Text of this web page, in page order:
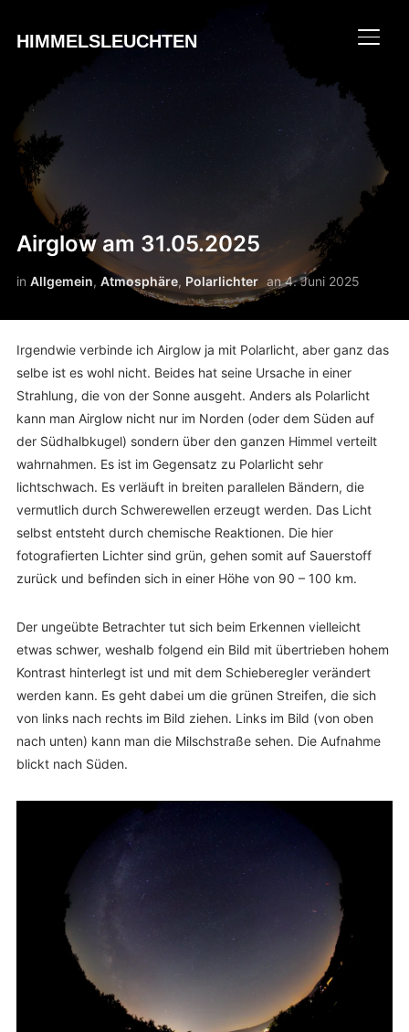
HIMMELSLEUCHTEN
Airglow am 31.05.2025
in Allgemein, Atmosphäre, Polarlichter an4. Juni 2025
Irgendwie verbinde ich Airglow ja mit Polarlicht, aber ganz das
selbe ist es wohl nicht. Beides hat seine Ursache in einer
Strahlung, die von der Sonne ausgeht. Anders als Polarlicht
kann man Airglow nicht nur im Norden (oder dem Süden auf
der Südhalbkugel) sondern über den ganzen Himmel verteilt
wahrnahmen. Es ist im Gegensatz zu Polarlicht sehr
lichtschwach. Es verläuft in breiten parallelen Bändern, die
vermutlich durch Schwerewellen erzeugt werden. Das Licht
selbst entsteht durch chemische Reaktionen. Die hier
fotografierten Lichter sind grün, gehen somit auf Sauerstoff
zurück und befinden sich in einer Höhe von 90 – 100 km.
Der ungeübte Betrachter tut sich beim Erkennen vielleicht
etwas schwer, weshalb folgend ein Bild mit übertrieben hohem
Kontrast hinterlegt ist und mit dem Schieberegler verändert
werden kann. Es geht dabei um die grünen Streifen, die sich
von links nach rechts im Bild ziehen. Links im Bild (von oben
nach unten) kann man die Milschstraße sehen. Die Aufnahme
blickt nach Süden.